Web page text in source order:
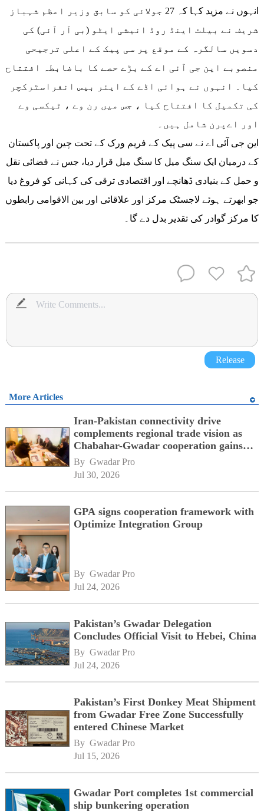
انہوں نے مزید کہا کہ 27 جولائی کو سابق وزیر اعظم شہباز
شریف نے بیلٹ اینڈ روڈ انیشی ایٹو (بی آر آئی) کی
دسویں سالگرہ کے موقع پر سی پیک کے اعلی ترجیحی
منصوبے این جی آئی اے کے بڑے حصے کا باضابطہ افتتاح
کیا۔ انہوں نے ہوائی اڈے کے ایئر بیس انفراسٹرکچر
کی تکمیل کا افتتاح کیا ، جس میں رن وے ، ٹیکسی وے
اور اےپرن شامل ہیں۔
این جی آئی اے نے سی پیک کے فریم ورک کے تحت چین اور پاکستان
کے درمیان ایک سنگ میل کا سنگ میل قرار دیا، جس نے فضائی نقل
و حمل کے بنیادی ڈھانچے اور اقتصادی ترقی کی کہانی کو فروغ دیا
جو ابھرتے ہوئے لاجسٹک مرکز اور علاقائی اور بین الاقوامی رابطوں
کا مرکز گوادر کی تقدیر بدل دے گا۔
Release
More Articles
Iran-Pakistan connectivity drive
complements regional trade vision as
Chabahar-Gwadar cooperation gains
momentum alongside China's BRI
network
By Gwadar Pro
Jul 30, 2026
GPA signs cooperation framework with
Optimize Integration Group
By Gwadar Pro
Jul 24, 2026
Pakistan’s Gwadar Delegation
Concludes Official Visit to Hebei, China
By Gwadar Pro
Jul 24, 2026
Pakistan’s First Donkey Meat Shipment
from Gwadar Free Zone Successfully
entered Chinese Market
By Gwadar Pro
Jul 15, 2026
Gwadar Port completes 1st commercial
ship bunkering operation